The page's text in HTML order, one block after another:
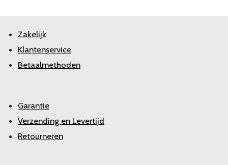
Zakelijk
Klantenservice
Betaalmethoden
Garantie
Verzending en Levertijd
Retourneren